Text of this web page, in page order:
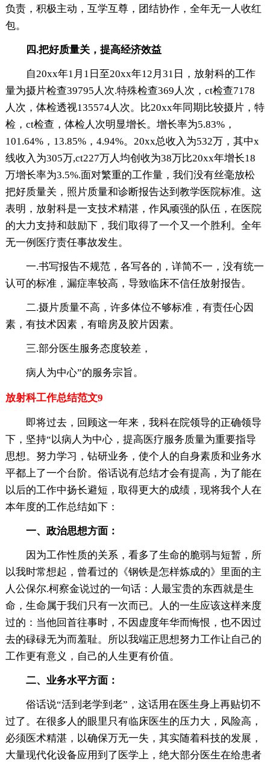
负责，积极主动，互学互尊，团结协作，全年无一人收红
包。
四.把好质量关，提高经济效益
自20xx年1月1日至20xx年12月31日，放射科的工作
量为摄片检查39795人次.特殊检查369人次，ct检查7178
人次，体检透视135574人次。比20xx年同期比较摄片，特
检，ct检查，体检人次明显增长。增长率为5.83%，
101.64%，13.85%，4.94%。20xx总收入为532万，其中x
线收入为305万,ct227万人均创收为38万比20xx年增长18
万增长率为3.5%.面对繁重的工作量，我们没有丝毫放松
把好质量关，照片质量和诊断报告达到教学医院标准。这
表明，放射科是一支技术精湛，作风顽强的队伍，在医院
的大力支持和鼓励下，我们取得了一个又一个胜利。全年
无一例医疗责任事故发生。
一.书写报告不规范，各写各的，详简不一，没有统一
认可的标准，漏症率较高，导致临床不信任放射报告。
二.摄片质量不高，许多体位不够标准，有责任心因
素，有技术因素，有暗房及胶片因素。
三.部分医生服务态度较差，
病人为中心”的服务宗旨。
放射科工作总结范文9
即将过去，回顾这一年来，我科在院领导的正确领导
下，坚持“以病人为中心，提高医疗服务质量为重要指导
思想。努力学习，钻研业务，使个人的自身素质和业务水
平都上了一个台阶。俗话说有总结才会有提高，为了能在
以后的工作中扬长避短，取得更大的成绩，现将我个人在
本年度的工作总结如下：
一、政治思想方面：
因为工作性质的关系，看多了生命的脆弱与短暂，所
以我时常想起，曾看过的《钢铁是怎样炼成的》里面的主
人公保尔.柯察金说过的一句话：人最宝贵的东西就是生
命，生命属于我们只有一次而已。人的一生应该这样来度
过的：当他回首往事时，不因虚度年华而悔恨，也不因过
去的碌碌无为而羞耻。所以我端正思想努力工作让自己的
工作更有意义，自己的人生更有价值。
二、业务水平方面：
俗话说“活到老学到老”，这话用在医生身上再贴切不
过了。在很多人的眼里只有临床医生的压力大，风险高，
必须医术精湛，以确保万无一失，其实随着科技的发展，
大量现代化设备应用到了医学上，绝大部分医生在给患者